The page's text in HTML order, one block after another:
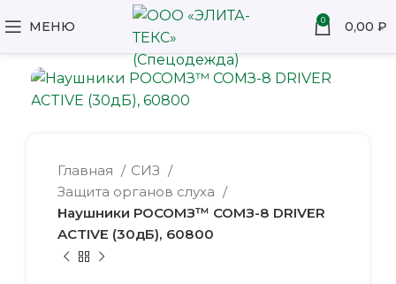
МЕНЮ 0 0,00 ₽
Главная
СИЗ
Защита органов слуха
Наушники РОСОМЗ™ СОМЗ-8 DRIVER
ACTIVE (30дБ), 60800